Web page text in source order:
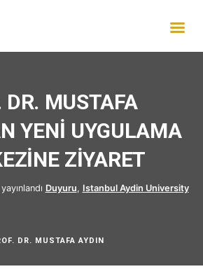
DR. MUSTAFA
YENİ UYGULAMA
ZİYARET
Duyuru, Istanbul Aydin University
DR. MUSTAFA AYDIN